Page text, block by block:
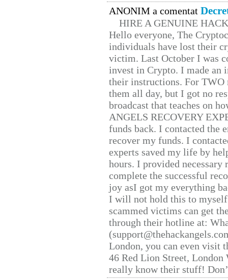
ANONIM a comentat
HIRE A GENUINE
Hello everyone, The
individuals have lost their
victim. Last October I was
invest in Crypto. I made
their instructions. For TWO
them all day, but I got no
broadcast that teaches on
ANGELS RECOVERY
funds back. I contacted the
recover my funds. I
experts saved my life by
hours. I provided
complete the successful
joy asI got my everything
I will not hold this to
scammed victims can get
through their hotline at:
London, you can even visit
46 Red Lion Street, London
really know their stuff!